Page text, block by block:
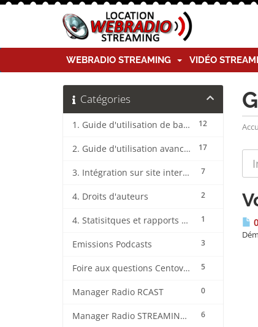
WEBRADIO STREAMING VIDÉO
Catégories
12
1. Guide d'utilisation de base CentovaCast
17
2. Guide d'utilisation avancée CentovaCast
7
3. Intégration sur site internet CentovaCast
2
4. Droits d'auteurs
1
4. Statisitques et rapports CentovaCast
3
Emissions Podcasts
5
Foire aux questions CentovaCast
0
Manager Radio RCAST
6
Manager Radio STREAMING CENTER